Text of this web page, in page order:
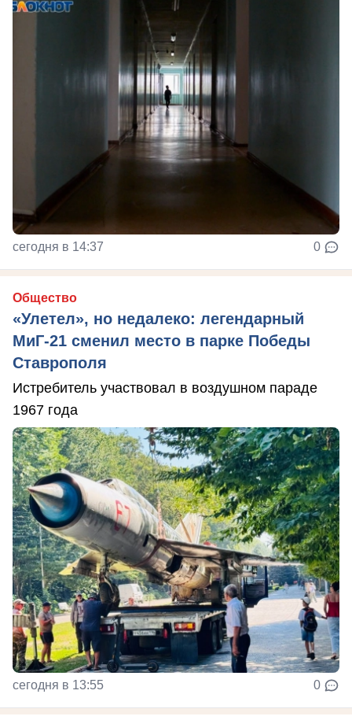
сегодня в 14:37 0
Общество
«Улетел», но недалеко: легендарный
МиГ-21 сменил место в парке Победы
Ставрополя
Истребитель участвовал в воздушном параде
1967 года
сегодня в 13:55 0